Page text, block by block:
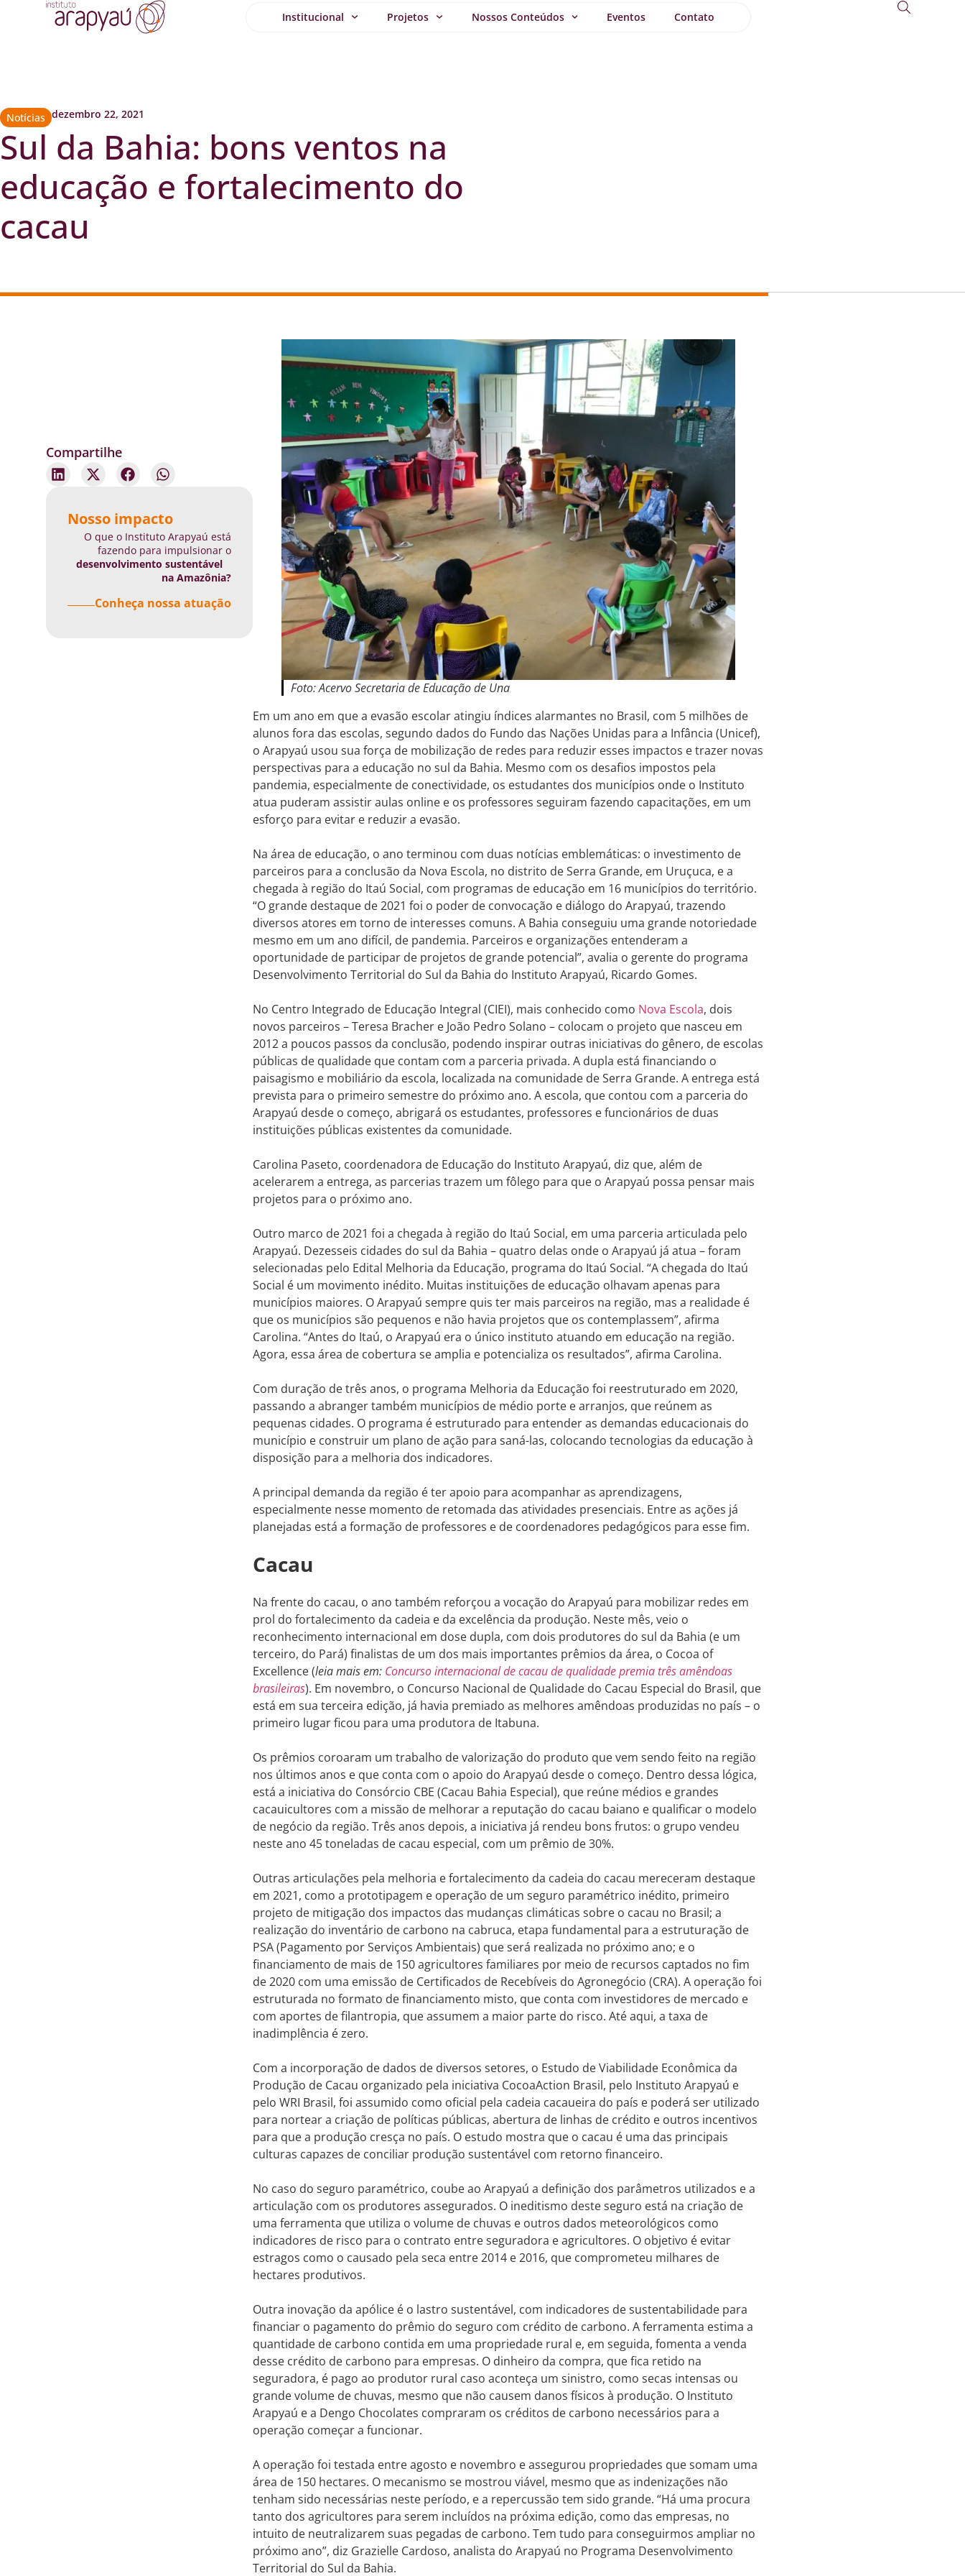
Institucional Projetos Nossos Conteúdos Eventos Contato
Notícias dezembro 22, 2021
Sul da Bahia: bons ventos na
educação e fortalecimento do
cacau
Compartilhe
Nosso impacto
O que o Instituto Arapyaú está
fazendo para impulsionar o
desenvolvimento sustentável
na Amazônia?
Conheça nossa atuação
Foto: Acervo Secretaria de Educação de Una
Em um ano em que a evasão escolar atingiu índices alarmantes no Brasil, com 5 milhões de
alunos fora das escolas, segundo dados do Fundo das Nações Unidas para a Infância (Unicef),
o Arapyaú usou sua força de mobilização de redes para reduzir esses impactos e trazer novas
perspectivas para a educação no sul da Bahia. Mesmo com os desafios impostos pela
pandemia, especialmente de conectividade, os estudantes dos municípios onde o Instituto
atua puderam assistir aulas online e os professores seguiram fazendo capacitações, em um
esforço para evitar e reduzir a evasão.
Na área de educação, o ano terminou com duas notícias emblemáticas: o investimento de
parceiros para a conclusão da Nova Escola, no distrito de Serra Grande, em Uruçuca, e a
chegada à região do Itaú Social, com programas de educação em 16 municípios do território.
“O grande destaque de 2021 foi o poder de convocação e diálogo do Arapyaú, trazendo
diversos atores em torno de interesses comuns. A Bahia conseguiu uma grande notoriedade
mesmo em um ano difícil, de pandemia. Parceiros e organizações entenderam a
oportunidade de participar de projetos de grande potencial”, avalia o gerente do programa
Desenvolvimento Territorial do Sul da Bahia do Instituto Arapyaú, Ricardo Gomes.
No Centro Integrado de Educação Integral (CIEI), mais conhecido como Nova Escola, dois
novos parceiros – Teresa Bracher e João Pedro Solano – colocam o projeto que nasceu em
2012 a poucos passos da conclusão, podendo inspirar outras iniciativas do gênero, de escolas
públicas de qualidade que contam com a parceria privada. A dupla está financiando o
paisagismo e mobiliário da escola, localizada na comunidade de Serra Grande. A entrega está
prevista para o primeiro semestre do próximo ano. A escola, que contou com a parceria do
Arapyaú desde o começo, abrigará os estudantes, professores e funcionários de duas
instituições públicas existentes da comunidade.
Carolina Paseto, coordenadora de Educação do Instituto Arapyaú, diz que, além de
acelerarem a entrega, as parcerias trazem um fôlego para que o Arapyaú possa pensar mais
projetos para o próximo ano.
Outro marco de 2021 foi a chegada à região do Itaú Social, em uma parceria articulada pelo
Arapyaú. Dezesseis cidades do sul da Bahia – quatro delas onde o Arapyaú já atua – foram
selecionadas pelo Edital Melhoria da Educação, programa do Itaú Social. “A chegada do Itaú
Social é um movimento inédito. Muitas instituições de educação olhavam apenas para
municípios maiores. O Arapyaú sempre quis ter mais parceiros na região, mas a realidade é
que os municípios são pequenos e não havia projetos que os contemplassem”, afirma
Carolina. “Antes do Itaú, o Arapyaú era o único instituto atuando em educação na região.
Agora, essa área de cobertura se amplia e potencializa os resultados”, afirma Carolina.
Com duração de três anos, o programa Melhoria da Educação foi reestruturado em 2020,
passando a abranger também municípios de médio porte e arranjos, que reúnem as
pequenas cidades. O programa é estruturado para entender as demandas educacionais do
município e construir um plano de ação para saná-las, colocando tecnologias da educação à
disposição para a melhoria dos indicadores.
A principal demanda da região é ter apoio para acompanhar as aprendizagens,
especialmente nesse momento de retomada das atividades presenciais. Entre as ações já
planejadas está a formação de professores e de coordenadores pedagógicos para esse fim.
Cacau
Na frente do cacau, o ano também reforçou a vocação do Arapyaú para mobilizar redes em
prol do fortalecimento da cadeia e da excelência da produção. Neste mês, veio o
reconhecimento internacional em dose dupla, com dois produtores do sul da Bahia (e um
terceiro, do Pará) finalistas de um dos mais importantes prêmios da área, o Cocoa of
Excellence (leia mais em: Concurso internacional de cacau de qualidade premia três amêndoas
brasileiras). Em novembro, o Concurso Nacional de Qualidade do Cacau Especial do Brasil, que
está em sua terceira edição, já havia premiado as melhores amêndoas produzidas no país – o
primeiro lugar ficou para uma produtora de Itabuna.
Os prêmios coroaram um trabalho de valorização do produto que vem sendo feito na região
nos últimos anos e que conta com o apoio do Arapyaú desde o começo. Dentro dessa lógica,
está a iniciativa do Consórcio CBE (Cacau Bahia Especial), que reúne médios e grandes
cacauicultores com a missão de melhorar a reputação do cacau baiano e qualificar o modelo
de negócio da região. Três anos depois, a iniciativa já rendeu bons frutos: o grupo vendeu
neste ano 45 toneladas de cacau especial, com um prêmio de 30%.
Outras articulações pela melhoria e fortalecimento da cadeia do cacau mereceram destaque
em 2021, como a prototipagem e operação de um seguro paramétrico inédito, primeiro
projeto de mitigação dos impactos das mudanças climáticas sobre o cacau no Brasil; a
realização do inventário de carbono na cabruca, etapa fundamental para a estruturação de
PSA (Pagamento por Serviços Ambientais) que será realizada no próximo ano; e o
financiamento de mais de 150 agricultores familiares por meio de recursos captados no fim
de 2020 com uma emissão de Certificados de Recebíveis do Agronegócio (CRA). A operação foi
estruturada no formato de financiamento misto, que conta com investidores de mercado e
com aportes de filantropia, que assumem a maior parte do risco. Até aqui, a taxa de
inadimplência é zero.
Com a incorporação de dados de diversos setores, o Estudo de Viabilidade Econômica da
Produção de Cacau organizado pela iniciativa CocoaAction Brasil, pelo Instituto Arapyaú e
pelo WRI Brasil, foi assumido como oficial pela cadeia cacaueira do país e poderá ser utilizado
para nortear a criação de políticas públicas, abertura de linhas de crédito e outros incentivos
para que a produção cresça no país. O estudo mostra que o cacau é uma das principais
culturas capazes de conciliar produção sustentável com retorno financeiro.
No caso do seguro paramétrico, coube ao Arapyaú a definição dos parâmetros utilizados e a
articulação com os produtores assegurados. O ineditismo deste seguro está na criação de
uma ferramenta que utiliza o volume de chuvas e outros dados meteorológicos como
indicadores de risco para o contrato entre seguradora e agricultores. O objetivo é evitar
estragos como o causado pela seca entre 2014 e 2016, que comprometeu milhares de
hectares produtivos.
Outra inovação da apólice é o lastro sustentável, com indicadores de sustentabilidade para
financiar o pagamento do prêmio do seguro com crédito de carbono. A ferramenta estima a
quantidade de carbono contida em uma propriedade rural e, em seguida, fomenta a venda
desse crédito de carbono para empresas. O dinheiro da compra, que fica retido na
seguradora, é pago ao produtor rural caso aconteça um sinistro, como secas intensas ou
grande volume de chuvas, mesmo que não causem danos físicos à produção. O Instituto
Arapyaú e a Dengo Chocolates compraram os créditos de carbono necessários para a
operação começar a funcionar.
A operação foi testada entre agosto e novembro e assegurou propriedades que somam uma
área de 150 hectares. O mecanismo se mostrou viável, mesmo que as indenizações não
tenham sido necessárias neste período, e a repercussão tem sido grande. “Há uma procura
tanto dos agricultores para serem incluídos na próxima edição, como das empresas, no
intuito de neutralizarem suas pegadas de carbono. Tem tudo para conseguirmos ampliar no
próximo ano”, diz Grazielle Cardoso, analista do Arapyaú no Programa Desenvolvimento
Territorial do Sul da Bahia.